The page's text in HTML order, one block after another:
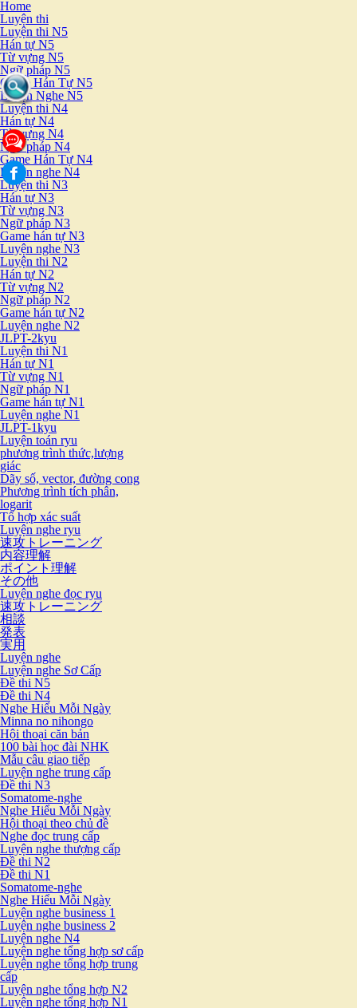
Home
Luyện thi
Luyện thi N5
Hán tự N5
Từ vựng N5
Ngữ pháp N5
Game Hán Tự N5
Luyện Nghe N5
Luyện thi N4
Hán tự N4
Từ vựng N4
Ngữ pháp N4
Game Hán Tự N4
Luyện nghe N4
Luyện thi N3
Hán tự N3
Từ vựng N3
Ngữ pháp N3
Game hán tự N3
Luyện nghe N3
Luyện thi N2
Hán tự N2
Từ vựng N2
Ngữ pháp N2
Game hán tự N2
Luyện nghe N2
JLPT-2kyu
Luyện thi N1
Hán tự N1
Từ vựng N1
Ngữ pháp N1
Game hán tự N1
Luyện nghe N1
JLPT-1kyu
Luyện toán ryu
phương trình thức,lượng
giác
Dãy số, vector, đường cong
Phương trình tích phân,
logarit
Tổ hợp xác suất
Luyện nghe ryu
速攻トレーニング
内容理解
ポイント理解
その他
Luyện nghe đọc ryu
速攻トレーニング
相談
発表
実用
Luyện nghe
Luyện nghe Sơ Cấp
Đề thi N5
Đề thi N4
Nghe Hiểu Mỗi Ngày
Minna no nihongo
Hội thoại căn bản
100 bài học đài NHK
Mẫu câu giao tiếp
Luyện nghe trung cấp
Đề thi N3
Somatome-nghe
Nghe Hiểu Mỗi Ngày
Hội thoại theo chủ đề
Nghe đọc trung cấp
Luyện nghe thượng cấp
Đề thi N2
Đề thi N1
Somatome-nghe
Nghe Hiểu Mỗi Ngày
Luyện nghe business 1
Luyện nghe business 2
Luyện nghe N4
Luyện nghe tổng hợp sơ cấp
Luyện nghe tổng hợp trung
cấp
Luyện nghe tổng hợp N2
Luyện nghe tổng hợp N1